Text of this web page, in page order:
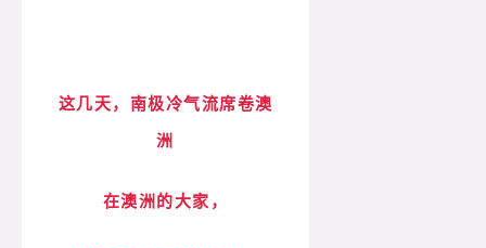
这几天，南极冷气流席卷澳
洲
在澳洲的大家，